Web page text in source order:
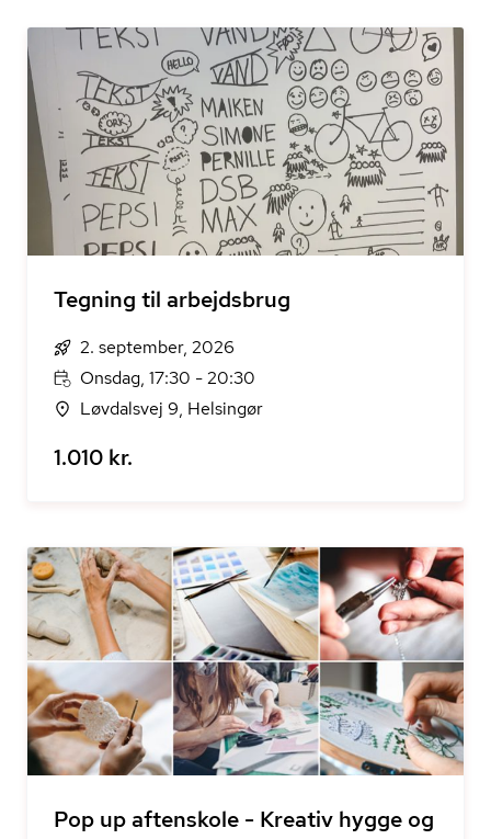
Tegning til arbejdsbrug
2. september, 2026
Onsdag, 17:30 - 20:30
Løvdalsvej 9, Helsingør
1.010 kr.
Pop up aftenskole - Kreativ hygge og